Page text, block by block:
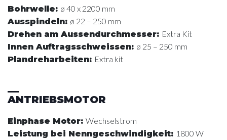
Bohrwelle: ø 40 x 2200 mm
Ausspindeln: ø 22 – 250 mm
Drehen am Aussendurchmesser: Extra Kit
Innen Auftragsschweissen: ø 25 – 250 mm
Plandreharbeiten: Extra kit
ANTRIEBSMOTOR
Einphase Motor: Wechselstrom
Leistung bei Nenngeschwindigkeit: 1800 W